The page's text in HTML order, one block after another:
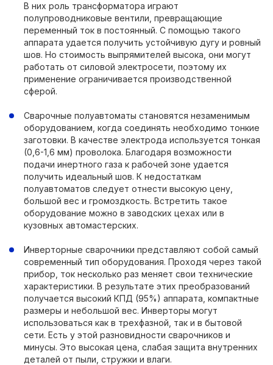
В них роль трансформатора играют
полупроводниковые вентили, превращающие
переменный ток в постоянный. С помощью такого
аппарата удается получить устойчивую дугу и ровный
шов. Но стоимость выпрямителей высока, они могут
работать от силовой электросети, поэтому их
применение ограничивается производственной
сферой.
Сварочные полуавтоматы становятся незаменимым
оборудованием, когда соединять необходимо тонкие
заготовки. В качестве электрода используется тонкая
(0,6-1,6 мм) проволока. Благодаря возможности
подачи инертного газа к рабочей зоне удается
получить идеальный шов. К недостаткам
полуавтоматов следует отнести высокую цену,
большой вес и громоздкость. Встретить такое
оборудование можно в заводских цехах или в
кузовных автомастерских.
Инверторные сварочники представляют собой самый
современный тип оборудования. Проходя через такой
прибор, ток несколько раз меняет свои технические
характеристики. В результате этих преобразований
получается высокий КПД (95%) аппарата, компактные
размеры и небольшой вес. Инверторы могут
использоваться как в трехфазной, так и в бытовой
сети. Есть у этой разновидности сварочников и
минусы. Это высокая цена, слабая защита внутренних
деталей от пыли, стружки и влаги.